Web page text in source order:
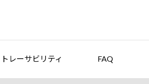
トレーサビリティ FAQ